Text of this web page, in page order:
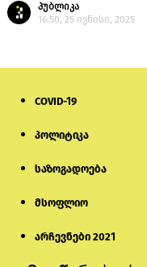
პუბლიკა
16:50, 25 ივნისი, 2025
COVID-19
პოლიტიკა
საზოგადოება
მსოფლიო
არჩევნები 2021